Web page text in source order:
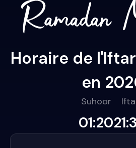
Horaire de
en
Suhoor
01:20